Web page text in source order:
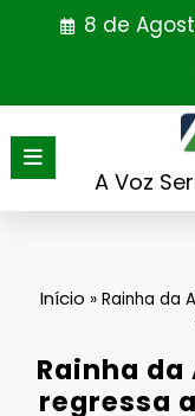
8 de
A Voz
Início » Rainha da
Rainha
regressa